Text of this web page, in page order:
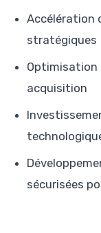
Accélération
stratégiques
Optimisation
acquisition
sécurisées